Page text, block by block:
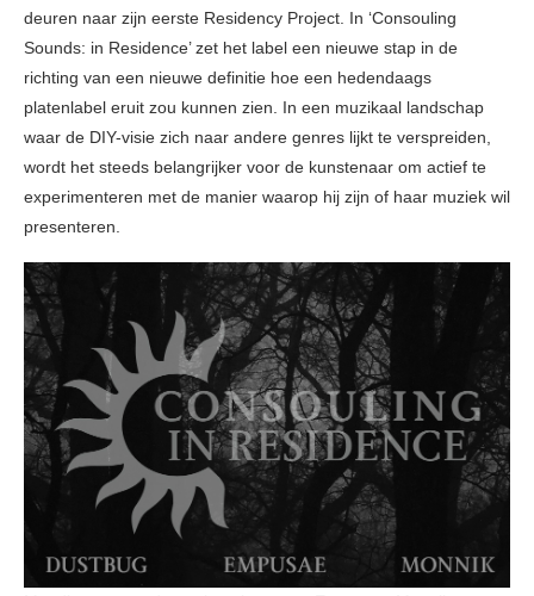
deuren naar zijn eerste Residency Project. In ‘Consouling
Sounds: in Residence’ zet het label een nieuwe stap in de
richting van een nieuwe definitie hoe een hedendaags
platenlabel eruit zou kunnen zien. In een muzikaal landschap
waar de DIY-visie zich naar andere genres lijkt te verspreiden,
wordt het steeds belangrijker voor de kunstenaar om actief te
experimenteren met de manier waarop hij zijn of haar muziek wil
presenteren.